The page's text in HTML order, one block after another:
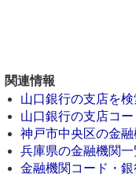
関連情報
山口銀行の支店を検
山口銀行の支店コ
神戸市中央区の金
兵庫県の金融機関一
金融機関コード・